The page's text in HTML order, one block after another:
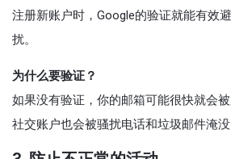
注册新账户时，Google的验证就能有效
扰。
为什么要验证？
如果没有验证，你的邮箱可能很快就会
社交账户也会被骚扰电话和垃圾邮件淹